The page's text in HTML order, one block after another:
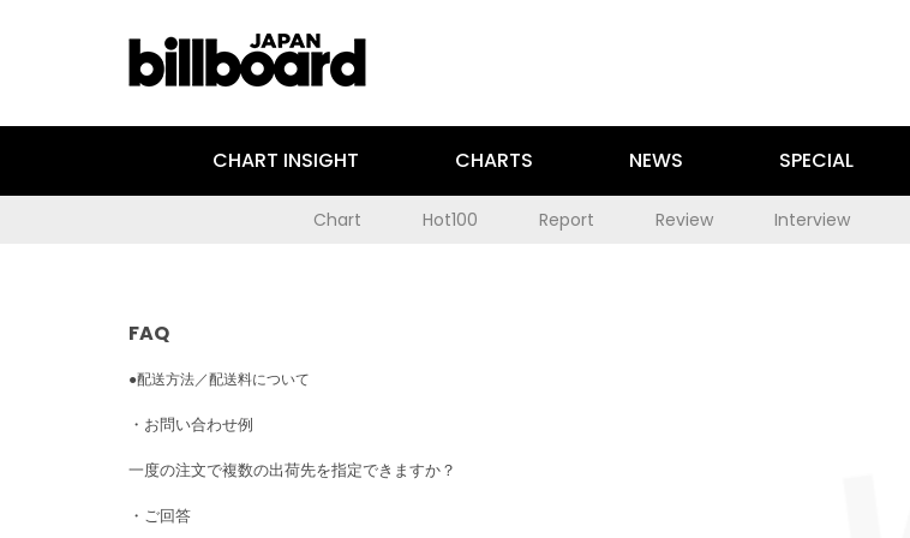
CHART INSIGHT CHARTS NEWS SPECIAL
Chart Hot100 Report Review Interview
FAQ
●配送方法／配送料について
・お問い合わせ例
一度の注文で複数の出荷先を指定できますか？
・ご回答